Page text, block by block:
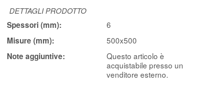
DETTAGLI PRODOTTO
Spessori (mm):
6
Misure (mm):
500x500
Note aggiuntive:
Questo articolo è
acquistabile presso un
venditore esterno.